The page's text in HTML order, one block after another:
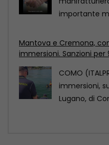
dell’architettura 2029
Pechino è
mondiale
(Unione
2029, come annunciato